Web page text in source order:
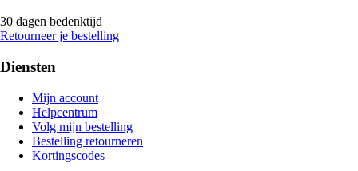
30 dagen bedenktijd
Retourneer je bestelling
Diensten
Mijn account
Helpcentrum
Volg mijn bestelling
Bestelling retourneren
Kortingscodes